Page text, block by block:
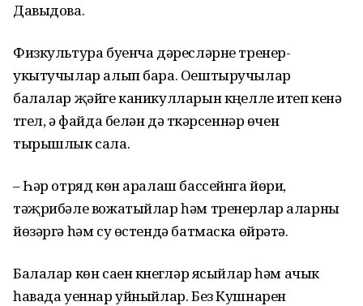
Давыдова.
Физкультура буенча дәресләрне тренер-
укытучылар алып бара. Оештыручылар
балалар җәйге каникулларын күңелле итеп кенә
түгел, ә файда белән дә үткәрсеннәр өчен
тырышлык сала.
– Һәр отряд көн аралаш бассейнга йөри,
тәҗрибәле вожатыйлар һәм тренерлар аларны
йөзәргә һәм су өстендә батмаска өйрәтә.
Балалар көн саен күнегүләр ясыйлар һәм ачык
һавада уеннар уйныйлар. Без Кушнарен